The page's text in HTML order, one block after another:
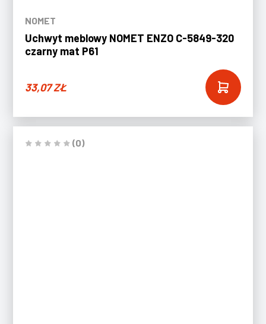
NOMET
Uchwyt meblowy NOMET ENZO C-5849-320
czarny mat P61
33,07ZŁ
(0)